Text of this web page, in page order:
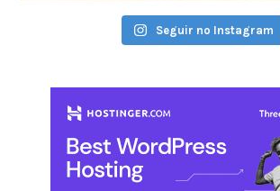
Seguir no Instagram